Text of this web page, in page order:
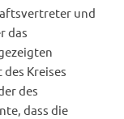
und
das
Kreises
des
dass die